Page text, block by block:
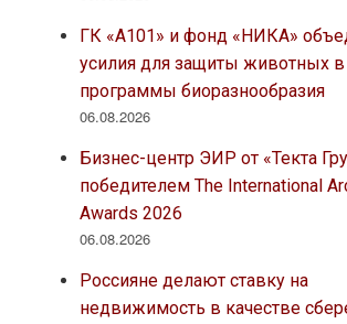
ГК «А101» и фонд «НИКА»
усилия для защиты животных
программы биоразнообразия
06.08.2026
Бизнес-центр ЭИР от «Текта
победителем The International
Awards 2026
06.08.2026
Россияне делают ставку на
недвижимость в качестве